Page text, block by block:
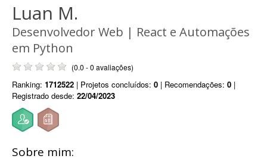
Luan M.
Desenvolvedor Web | React e Automações
em Python
(0.0 - 0 avaliações)
Ranking: 1712522 | Projetos concluídos: 0 | Recomendações: 0 |
Registrado desde: 22/04/2023
Sobre mim: